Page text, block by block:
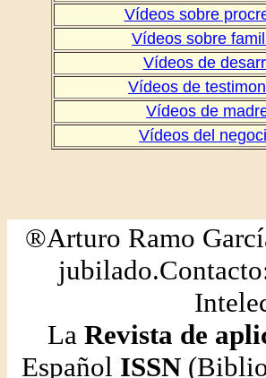
Vídeos sobre
Vídeos sobre
Vídeos de
Vídeos de
Vídeos de
Vídeos del
®Arturo Ramo
La Revista de
Español ISSN